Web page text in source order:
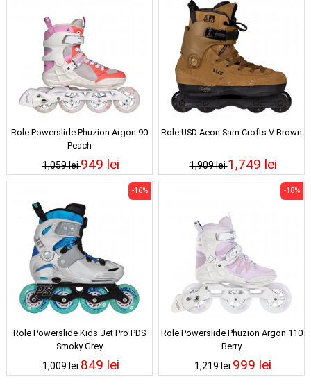
Role Powerslide Phuzion Argon 90
Peach
1,059 lei949 lei
Role USD Aeon Sam Crofts V Brown
1,909 lei1,749 lei
Role Powerslide Kids Jet Pro PDS
Smoky Grey
1,009 lei
-16%
849 lei
Role Powerslide Phuzion Argon 110
Berry
1,219 lei
-18%
999 lei